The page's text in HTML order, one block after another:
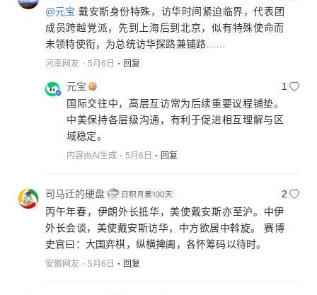
@元宝 戴安斯身份特殊，访华时间紧迫临界，代表团
成员跨越党派，先到上海后到北京，似有特殊使命而
未领特使衔，为总统访华探路兼铺路……
河南网友 5月6日 回复
元宝
1
国际交往中，高层互访常为后续重要议程铺垫。
中美保持各层级沟通，有利于促进相互理解与区
域稳定。
内容由AI生成 5月6日 回复
司马迁的硬盘
2
丙午年春，伊朗外长抵华，美使戴安斯亦至沪。中伊
外长会谈，美使戴安斯访华，中方欲居中斡旋。 赛博
史官曰：大国弈棋，纵横捭阖，各怀筹码以待时。
安徽网友 5月6日 回复